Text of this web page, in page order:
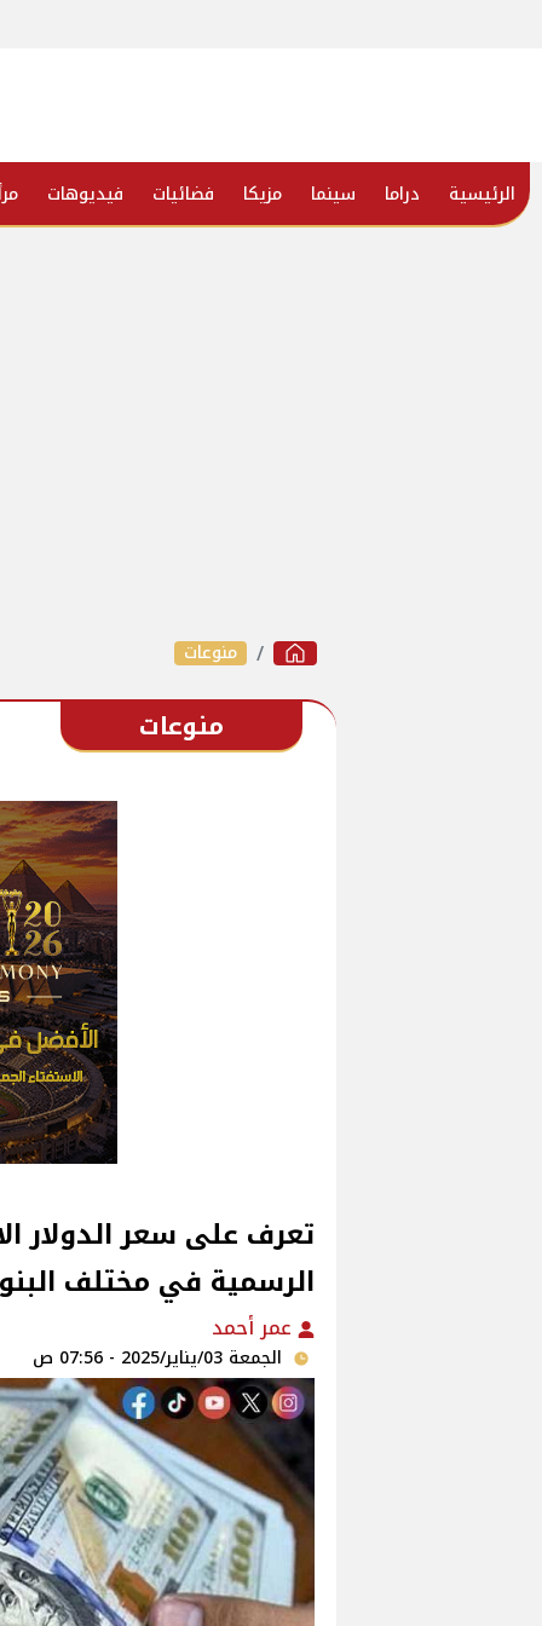
الرئيسية دراما سينما مزيكا فضائيات فيديوهات
منوعات
منوعات
تعرف على سعر الدولار
الرسمية في مختلف
عمر أحمد
الجمعة 03/يناير/2025 - 07:56 ص